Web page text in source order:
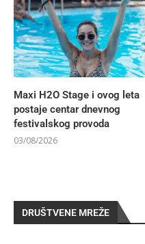
Maxi H2O Stage i ovog leta
postaje centar dnevnog
festivalskog provoda
03/08/2026
DRUŠTVENE MREŽE